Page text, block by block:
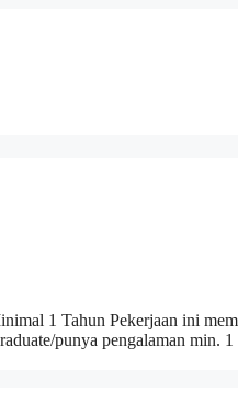
1 Tahun Pekerjaan ini
punya pengalaman min.